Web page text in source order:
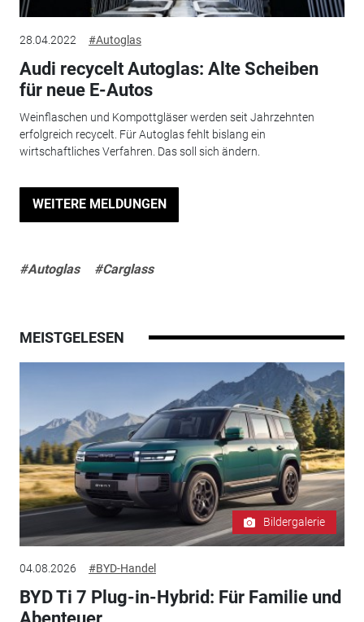
28.04.2022 #Autoglas
Audi recycelt Autoglas: Alte Scheiben
für neue E-Autos
Weinflaschen und Kompottgläser werden seit Jahrzehnten
erfolgreich recycelt. Für Autoglas fehlt bislang ein
wirtschaftliches Verfahren. Das soll sich ändern.
WEITERE MELDUNGEN
#Autoglas #Carglass
MEISTGELESEN
Bildergalerie
04.08.2026 #BYD-Handel
BYD Ti 7 Plug-in-Hybrid: Für Familie und